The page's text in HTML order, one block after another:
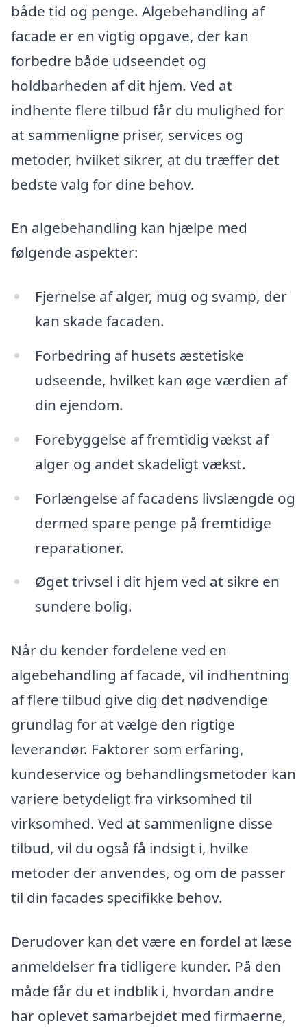
både tid og penge. Algebehandling af
facade er en vigtig opgave, der kan
forbedre både udseendet og
holdbarheden af dit hjem. Ved at
indhente flere tilbud får du mulighed for
at sammenligne priser, services og
metoder, hvilket sikrer, at du træffer det
bedste valg for dine behov.
En algebehandling kan hjælpe med
følgende aspekter:
Fjernelse af alger, mug og svamp, der
kan skade facaden.
Forbedring af husets æstetiske
udseende, hvilket kan øge værdien af
din ejendom.
Forebyggelse af fremtidig vækst af
alger og andet skadeligt vækst.
Forlængelse af facadens livslængde og
dermed spare penge på fremtidige
reparationer.
Øget trivsel i dit hjem ved at sikre en
sundere bolig.
Når du kender fordelene ved en
algebehandling af facade, vil indhentning
af flere tilbud give dig det nødvendige
grundlag for at vælge den rigtige
leverandør. Faktorer som erfaring,
kundeservice og behandlingsmetoder kan
variere betydeligt fra virksomhed til
virksomhed. Ved at sammenligne disse
tilbud, vil du også få indsigt i, hvilke
metoder der anvendes, og om de passer
til din facades specifikke behov.
Derudover kan det være en fordel at læse
anmeldelser fra tidligere kunder. På den
måde får du et indblik i, hvordan andre
har oplevet samarbejdet med firmaerne,